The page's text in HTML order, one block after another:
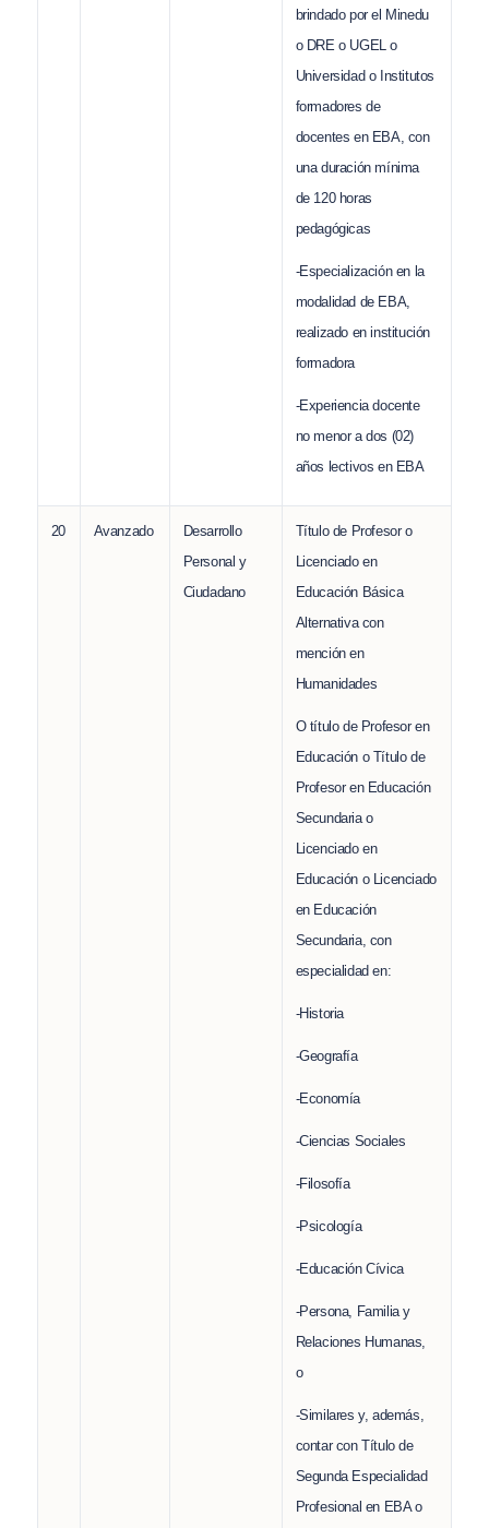
brindado por el Minedu
o DRE o UGEL o
Universidad o Institutos
formadores de
docentes en EBA, con
una duración mínima
de 120 horas
pedagógicas
-Especialización en la
modalidad de EBA,
realizado en institución
formadora
-Experiencia docente
no menor a dos (02)
años lectivos en EBA
20 Avanzado
Desarrollo
Personal y
Ciudadano
Título de Profesor o
Licenciado en
Educación Básica
Alternativa con
mención en
Humanidades
O título de Profesor en
Educación o Título de
Profesor en Educación
Secundaria o
Licenciado en
Educación o Licenciado
en Educación
Secundaria, con
especialidad en:
-Historia
-Geografía
-Economía
-Ciencias Sociales
-Filosofía
-Psicología
-Educación Cívica
-Persona, Familia y
Relaciones Humanas,
o
-Similares y, además,
contar con Título de
Segunda Especialidad
Profesional en EBA o